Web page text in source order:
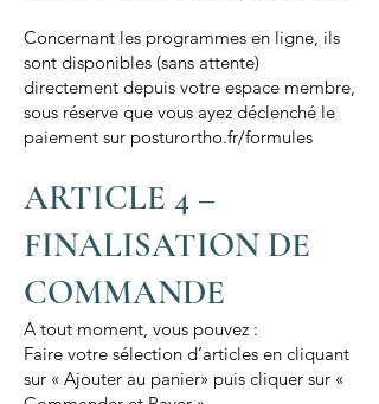
Concernant les programmes en ligne, ils
sont disponibles (sans attente)
directement depuis votre espace membre,
sous réserve que vous ayez déclenché le
paiement sur posturortho.fr/formules
ARTICLE 4 –
FINALISATION DE
COMMANDE
A tout moment, vous pouvez :
Faire votre sélection d’articles en cliquant
sur « Ajouter au panier» puis cliquer sur «